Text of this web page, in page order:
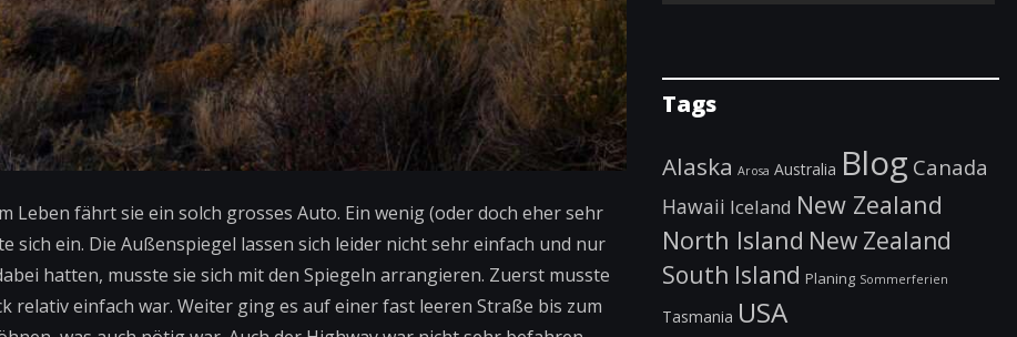
Leben fährt sie ein solch grosses Auto. Ein wenig (oder doch eher sehr
sich ein. Die Außenspiegel lassen sich leider nicht sehr einfach und nur
hatten, musste sie sich mit den Spiegeln arrangieren. Zuerst musste
relativ einfach war. Weiter ging es auf einer fast leeren Straße bis zum
Tags
Alaska Arosa Australia Blog Canada
Hawaii Iceland New Zealand
North Island New Zealand
South Island Planing Sommerferien
Tasmania USA